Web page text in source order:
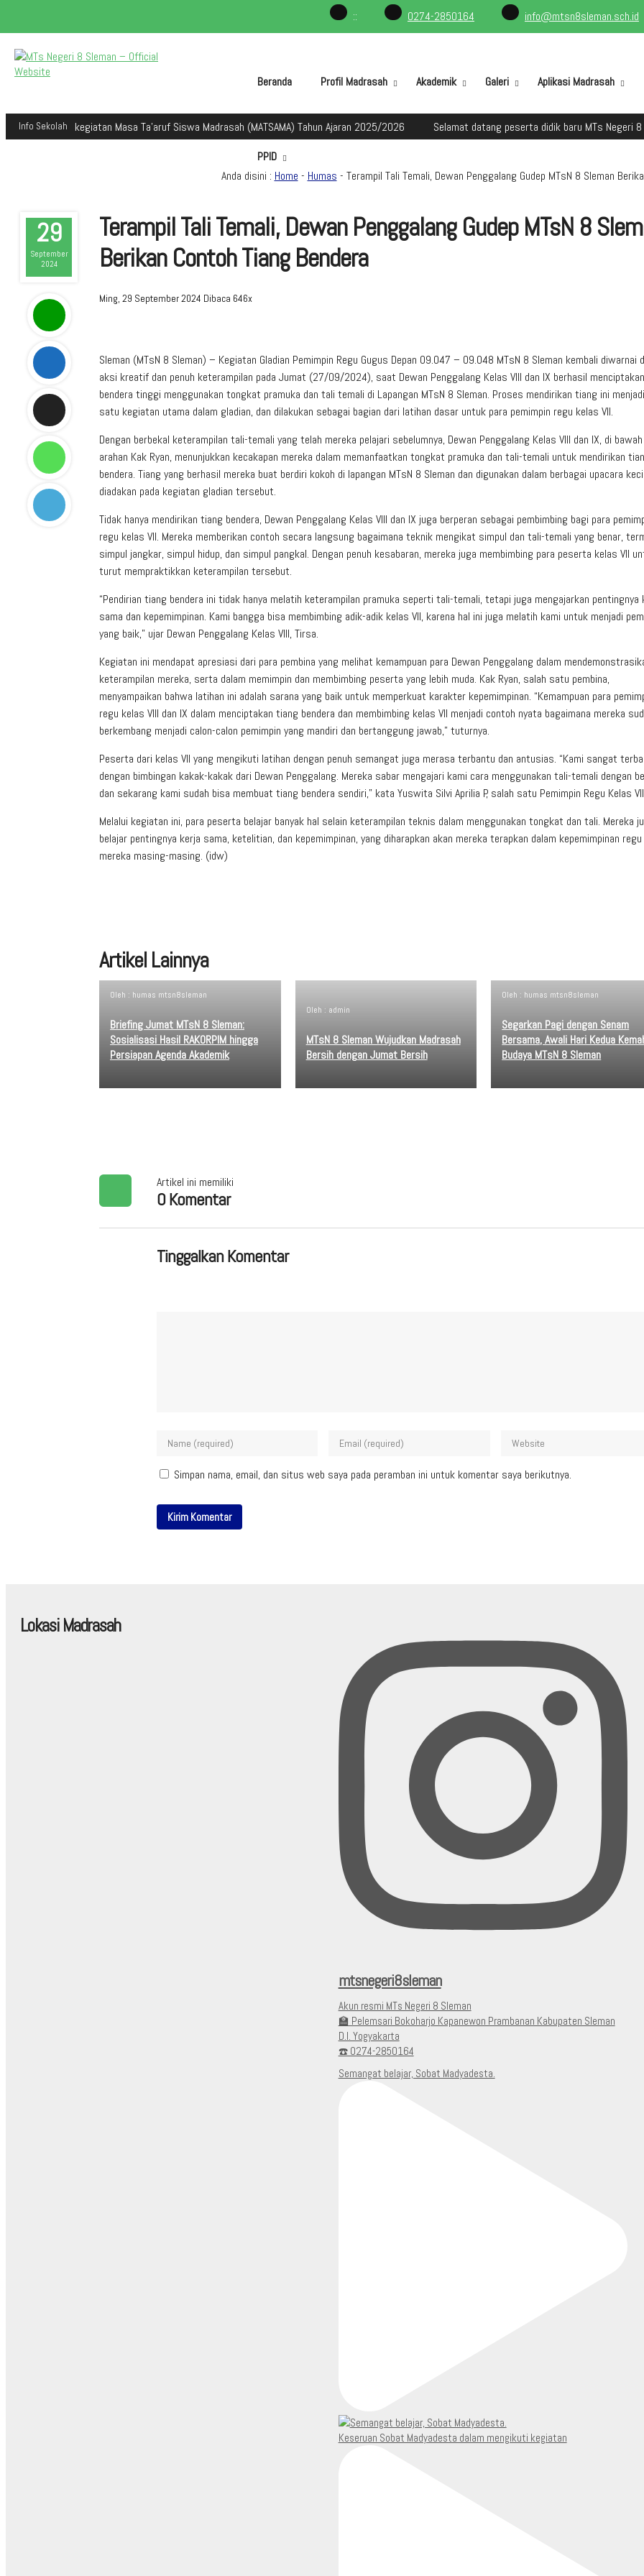
:: 0274-2850164 info@mtsn8sleman.sch.id
Beranda Profil Madrasah Akademik Galeri Aplikasi Madrasah
PPID
Info Sekolah
kegiatan Masa Ta'aruf Siswa Madrasah (MATSAMA) Tahun Ajaran 2025/2026 Selamat datang peserta didik baru MTs Negeri 8 Sleman
Anda disini : Home - Humas - Terampil Tali Temali, Dewan Penggalang Gudep MTsN 8 Sleman
29
September
2024
Terampil Tali Temali, Dewan Penggalang Gudep MTsN 8
Berikan Contoh Tiang Bendera
Ming, 29 September 2024 Dibaca 646x
Sleman (MTsN 8 Sleman) – Kegiatan Gladian Pemimpin Regu Gugus Depan 09.047 – 09.048 MTsN 8 Sleman kembali diwarnai
aksi kreatif dan penuh keterampilan pada Jumat (27/09/2024), saat Dewan Penggalang Kelas VIII dan IX berhasil
bendera tinggi menggunakan tongkat pramuka dan tali temali di Lapangan MTsN 8 Sleman. Proses mendirikan tiang ini
satu kegiatan utama dalam gladian, dan dilakukan sebagai bagian dari latihan dasar untuk para pemimpin regu kelas VII.
Dengan berbekal keterampilan tali-temali yang telah mereka pelajari sebelumnya, Dewan Penggalang Kelas VIII dan IX, di bawah
arahan Kak Ryan, menunjukkan kecakapan mereka dalam memanfaatkan tongkat pramuka dan tali-temali untuk mendirikan
bendera. Tiang yang berhasil mereka buat berdiri kokoh di lapangan MTsN 8 Sleman dan digunakan dalam berbagai upacara
diadakan pada kegiatan gladian tersebut.
Tidak hanya mendirikan tiang bendera, Dewan Penggalang Kelas VIII dan IX juga berperan sebagai pembimbing bagi para
regu kelas VII. Mereka memberikan contoh secara langsung bagaimana teknik mengikat simpul dan tali-temali yang benar,
simpul jangkar, simpul hidup, dan simpul pangkal. Dengan penuh kesabaran, mereka juga membimbing para peserta kelas VII
turut mempraktikkan keterampilan tersebut.
“Pendirian tiang bendera ini tidak hanya melatih keterampilan pramuka seperti tali-temali, tetapi juga mengajarkan pentingnya
sama dan kepemimpinan. Kami bangga bisa membimbing adik-adik kelas VII, karena hal ini juga melatih kami untuk menjadi
yang baik,” ujar Dewan Penggalang Kelas VIII, Tirsa.
Kegiatan ini mendapat apresiasi dari para pembina yang melihat kemampuan para Dewan Penggalang dalam
keterampilan mereka, serta dalam memimpin dan membimbing peserta yang lebih muda. Kak Ryan, salah satu pembina,
menyampaikan bahwa latihan ini adalah sarana yang baik untuk memperkuat karakter kepemimpinan. “Kemampuan para
regu kelas VIII dan IX dalam menciptakan tiang bendera dan membimbing kelas VII menjadi contoh nyata bagaimana mereka
berkembang menjadi calon-calon pemimpin yang mandiri dan bertanggung jawab,” tuturnya.
Peserta dari kelas VII yang mengikuti latihan dengan penuh semangat juga merasa terbantu dan antusias. “Kami sangat
dengan bimbingan kakak-kakak dari Dewan Penggalang. Mereka sabar mengajari kami cara menggunakan tali-temali dengan
dan sekarang kami sudah bisa membuat tiang bendera sendiri,” kata Yuswita Silvi Aprilia P, salah satu Pemimpin Regu Kelas
Melalui kegiatan ini, para peserta belajar banyak hal selain keterampilan teknis dalam menggunakan tongkat dan tali. Mereka
belajar pentingnya kerja sama, ketelitian, dan kepemimpinan, yang diharapkan akan mereka terapkan dalam kepemimpinan regu
mereka masing-masing. (idw)
Artikel Lainnya
Oleh : humas mtsn8sleman
Briefing Jumat MTsN 8 Sleman:
Sosialisasi Hasil RAKORPIM hingga
Persiapan Agenda Akademik
Oleh : admin
MTsN 8 Sleman Wujudkan Madrasah
Bersih dengan Jumat Bersih
Oleh : humas mtsn8sleman
Segarkan Pagi dengan Senam
Bersama, Awali Hari Kedua
Budaya MTsN 8 Sleman
Artikel ini memiliki
0 Komentar
Tinggalkan Komentar
Simpan nama, email, dan situs web saya pada peramban ini untuk komentar saya berikutnya.
Lokasi Madrasah
mtsnegeri8sleman
Akun resmi MTs Negeri 8 Sleman
🏫 Pelemsari Bokoharjo Kapanewon Prambanan Kabupaten Sleman
D.I. Yogyakarta
☎️ 0274-2850164
Semangat belajar, Sobat Madyadesta.
Keseruan Sobat Madyadesta dalam mengikuti kegiatan